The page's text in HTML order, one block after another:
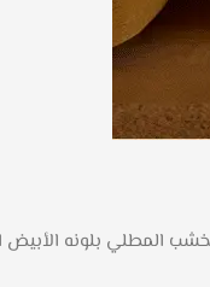
المطلي بلونه الأبيض